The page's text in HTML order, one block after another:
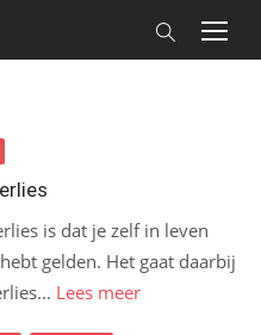
is dat je zelf in leven
gelden. Het gaat daarbij
Lees meer